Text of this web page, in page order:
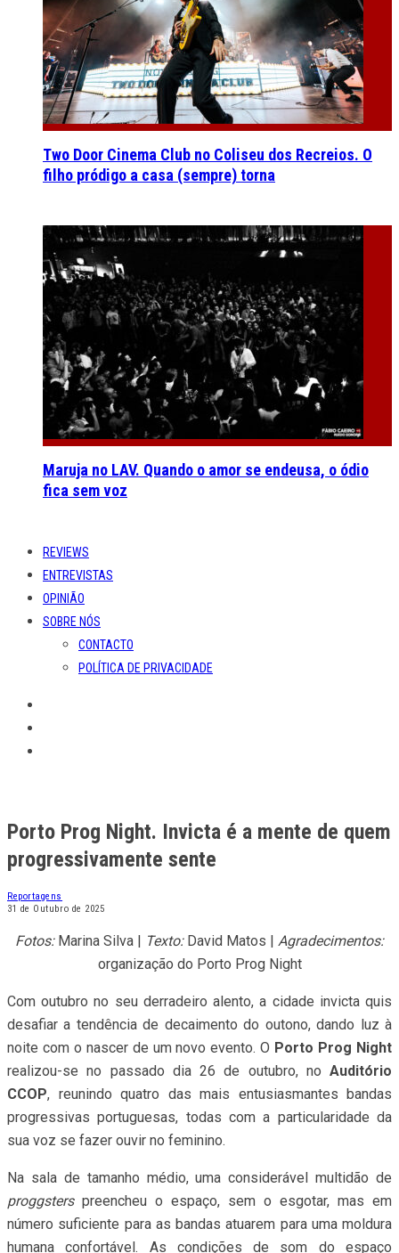
Two Door Cinema Club no Coliseu dos Recreios. O
filho pródigo a casa (sempre) torna
Maruja no LAV. Quando o amor se endeusa, o ódio
fica sem voz
REVIEWS
ENTREVISTAS
OPINIÃO
SOBRE NÓS
CONTACTO
POLÍTICA DE PRIVACIDADE
Porto Prog Night. Invicta é a mente de quem
progressivamente sente
Reportagens
31 de Outubro de 2025
Fotos:Marina Silva | Texto:David Matos | Agradecimentos:
organização do Porto Prog Night
Com outubro no seu derradeiro alento, a cidade invicta quis
desafiar a tendência de decaimento do outono, dando luz à
noite com o nascer de um novo evento. O Porto Prog Night
realizou-se no passado dia 26 de outubro, no Auditório
CCOP, reunindo quatro das mais entusiasmantes bandas
progressivas portuguesas, todas com a particularidade da
sua voz se fazer ouvir no feminino.
Na sala de tamanho médio, uma considerável multidão de
proggsterspreencheu o espaço, sem o esgotar, mas em
número suficiente para as bandas atuarem para uma moldura
humana confortável. As condições de som do espaço